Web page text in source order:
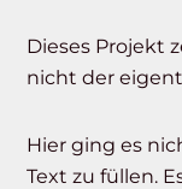
Dieses Projekt
nicht der
Hier ging es
Text zu füllen.